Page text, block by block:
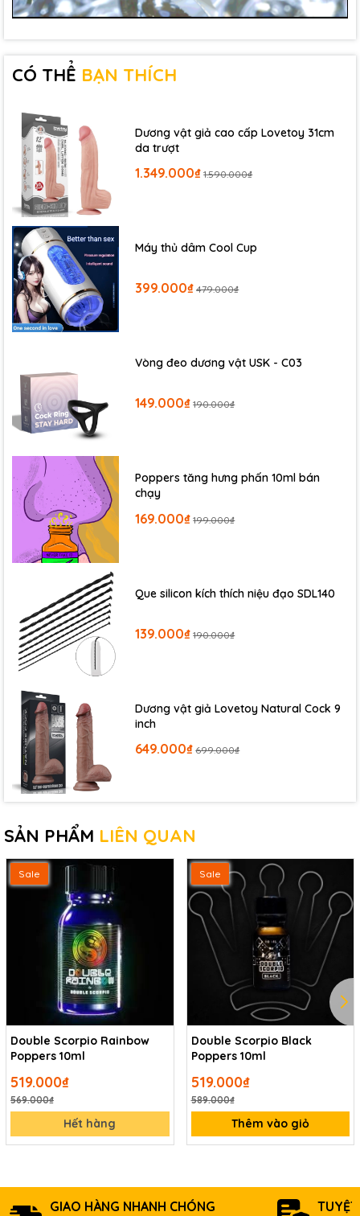
CÓ THỂ BẠN THÍCH
Dương vật giả cao cấp Lovetoy 31cm
da trượt
1.349.000₫ 1.590.000₫
Máy thủ dâm Cool Cup
399.000₫ 479.000₫
Vòng đeo dương vật USK - C03
149.000₫ 190.000₫
Poppers tăng hưng phấn 10ml bán
chạy
169.000₫ 199.000₫
Que silicon kích thích niệu đạo SDL140
139.000₫ 190.000₫
Dương vật giả Lovetoy Natural Cock 9
inch
649.000₫ 699.000₫
SẢN PHẨM LIÊN QUAN
Sale
Double Scorpio Rainbow
Poppers 10ml
519.000₫
569.000₫
Hết hàng
Sale
Double Scorpio Black
Poppers 10ml
519.000₫
589.000₫
Thêm vào giỏ
GIAO HÀNG NHANH CHÓNG